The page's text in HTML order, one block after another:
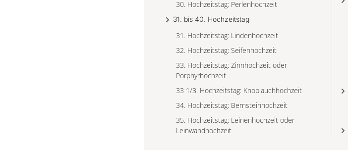
30. Hochzeitstag: Perlenhochzeit
31. bis 40. Hochzeitstag
31. Hochzeitstag: Lindenhochzeit
32. Hochzeitstag: Seifenhochzeit
33. Hochzeitstag: Zinnhochzeit oder
Porphyrhochzeit
33 1/3. Hochzeitstag: Knoblauchhochzeit
34. Hochzeitstag: Bernsteinhochzeit
35. Hochzeitstag: Leinenhochzeit oder
Leinwandhochzeit